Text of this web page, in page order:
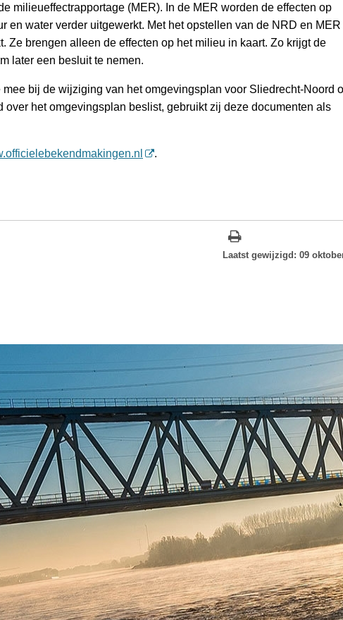
milieueffectrapportage (MER). In de MER worden de effecten op
en water verder uitgewerkt. Met het opstellen van de NRD en MER
Ze brengen alleen de effecten op het milieu in kaart. Zo krijgt de
later een besluit te nemen.
bij de wijziging van het omgevingsplan voor Sliedrecht-Noord
over het omgevingsplan beslist, gebruikt zij deze documenten als
.
Laatst gewijzigd: 09